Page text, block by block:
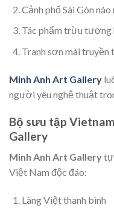
Cảnh phố Sài Gòn
Tác phẩm trừu tượng
Tranh sơn mài truyền
Minh Anh Art Gallery
người yêu nghệ thuật
Bộ sưu tập
Gallery
Minh Anh Art Gallerytự
Việt Nam độc đáo:
Làng Việt thanh bình